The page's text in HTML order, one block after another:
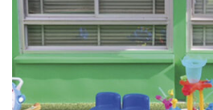
Posa in Opera Mediante Silicone